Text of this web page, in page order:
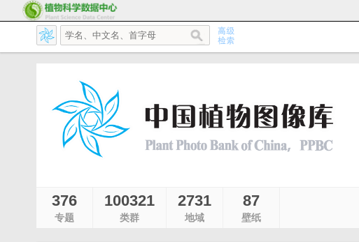
376
专题
100321
类群
2731
地域
87
壁纸